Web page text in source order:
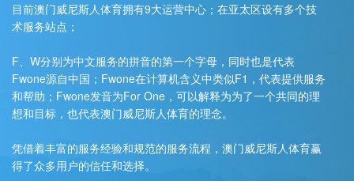
目前澳门威尼斯人体育拥有9大运营中心；在亚太区设有多个技
术服务站点；
F、W分别为中文服务的拼音的第一个字母，同时也是代表
Fwone源自中国；Fwone在计算机含义中类似F1，代表提供服务
和帮助；Fwone发音为For One，可以解释为为了一个共同的理
想和目标，也代表澳门威尼斯人体育的理念。
凭借着丰富的服务经验和规范的服务流程，澳门威尼斯人体育赢
得了众多用户的信任和选择。